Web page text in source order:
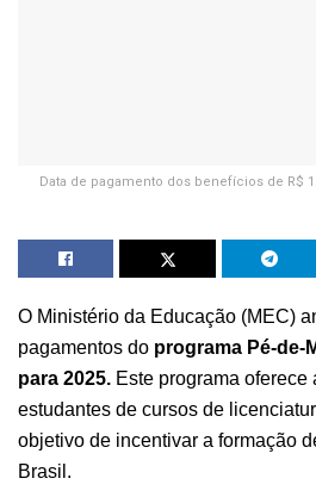
Data de pagamento dos benefícios de R$
O Ministério da Educação (MEC)
pagamentos do programa Pé-de-
para 2025. Este programa oferece
estudantes de cursos de
objetivo de incentivar a formação
Brasil.